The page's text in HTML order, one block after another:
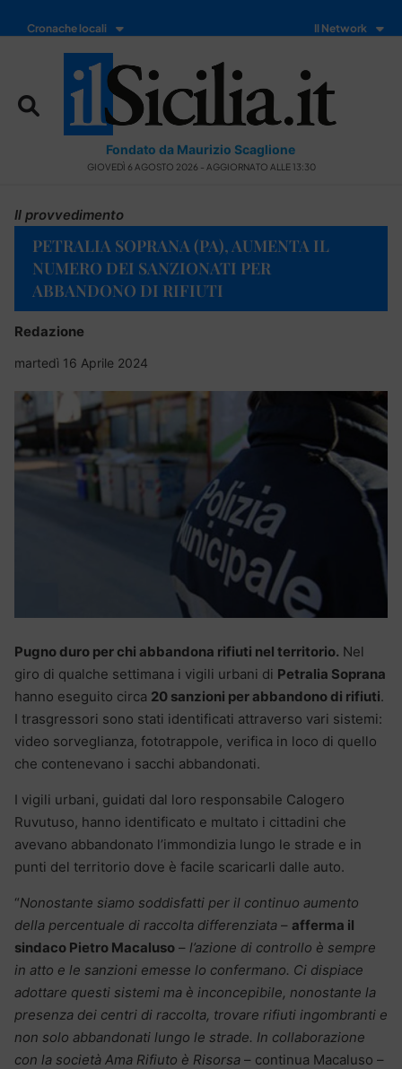
Cronache locali Il Network
Fondato da Maurizio Scaglione
GIOVEDÌ 6 AGOSTO 2026 - AGGIORNATO ALLE 13:30
Il provvedimento
PETRALIA SOPRANA (PA), AUMENTA IL
NUMERO DEI SANZIONATI PER
ABBANDONO DI RIFIUTI
Redazione
martedì 16 Aprile 2024
Pugno duro per chi abbandona rifiuti nel territorio. Nel
giro di qualche settimana i vigili urbani di Petralia Soprana
hanno eseguito circa 20 sanzioni per abbandono di rifiuti.
I trasgressori sono stati identificati attraverso vari sistemi:
video sorveglianza, fototrappole, verifica in loco di quello
che contenevano i sacchi abbandonati.
I vigili urbani, guidati dal loro responsabile Calogero
Ruvutuso, hanno identificato e multato i cittadini che
avevano abbandonato l’immondizia lungo le strade e in
punti del territorio dove è facile scaricarli dalle auto.
“Nonostante siamo soddisfatti per il continuo aumento
della percentuale di raccolta differenziata – afferma il
sindaco Pietro Macaluso – l’azione di controllo è sempre
in atto e le sanzioni emesse lo confermano. Ci dispiace
adottare questi sistemi ma è inconcepibile, nonostante la
presenza dei centri di raccolta, trovare rifiuti ingombranti e
non solo abbandonati lungo le strade. In collaborazione
con la società Ama Rifiuto è Risorsa – continua Macaluso –